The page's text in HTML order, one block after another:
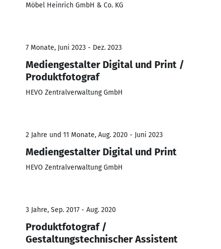
Möbel Heinrich GmbH & Co. KG
7 Monate, Juni 2023 - Dez. 2023
Mediengestalter Digital und Print /
Produktfotograf
HEVO Zentralverwaltung GmbH
2 Jahre und 11 Monate, Aug. 2020 - Juni 2023
Mediengestalter Digital und Print
HEVO Zentralverwaltung GmbH
3 Jahre, Sep. 2017 - Aug. 2020
Produktfotograf /
Gestaltungstechnischer Assistent